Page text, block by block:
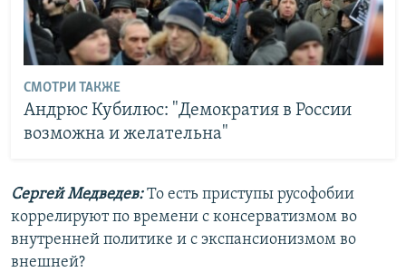
СМОТРИ ТАКЖЕ
Андрюс Кубилюс: "Демократия в России
возможна и желательна"
Сергей Медведев:То есть приступы русофобии
коррелируют по времени с консерватизмом во
внутренней политике и с экспансионизмом во
внешней?